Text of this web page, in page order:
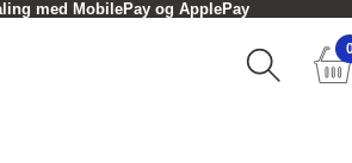
med MobilePay og ApplePay